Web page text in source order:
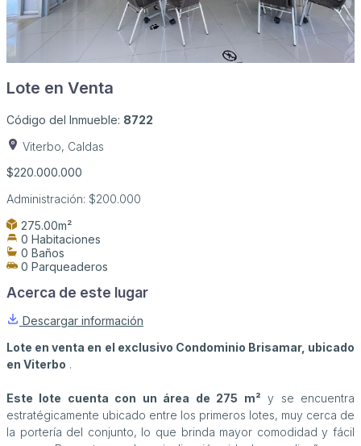
Lote en Venta
Código del Inmueble: 8722
Viterbo, Caldas
$220.000.000
Administración: $200.000
275.00m²
0 Habitaciones
0 Baños
0 Parqueaderos
Acerca de este lugar
Descargar información
Lote en venta en el exclusivo Condominio Brisamar, ubicado
en Viterbo .
Este lote cuenta con un área de 275 m² y se encuentra
estratégicamente ubicado entre los primeros lotes, muy cerca de
la portería del conjunto, lo que brinda mayor comodidad y fácil